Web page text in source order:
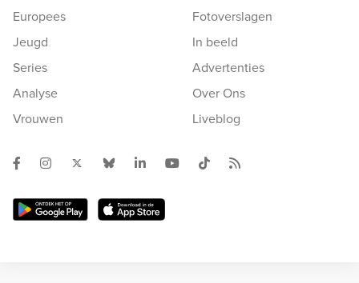
Europees
Jeugd
Series
Analyse
Vrouwen
Fotoverslagen
In beeld
Advertenties
Over Ons
Liveblog